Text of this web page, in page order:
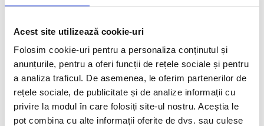
Acest site utilizează cookie-uri
Folosim cookie-uri pentru a personaliza conținutul și
anunțurile, pentru a oferi funcții de rețele sociale și pentru
a analiza traficul. De asemenea, le oferim partenerilor de
rețele sociale, de publicitate și de analize informații cu
privire la modul în care folosiți site-ul nostru. Aceștia le
pot combina cu alte informații oferite de dvs. sau culese
Hotelul Kaila Beach (ex Katya Beach) 5*
de plaja proprie (vis-a-vis, cu acces prin pasaj subteran), la 2,5
km de centrul Alanyei si la 125 de km de Aeroportul Antalya.
Facilitati hotel
Camere hotel